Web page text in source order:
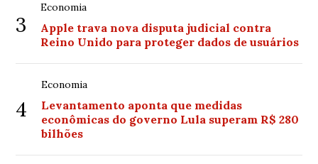
3
Economia
Apple trava nova disputa judicial contra
Reino Unido para proteger dados de usuários
4
Economia
Levantamento aponta que medidas
econômicas do governo Lula superam R$ 280
bilhões